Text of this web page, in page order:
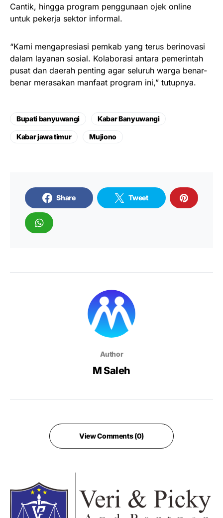
Cantik, hingga program penggunaan ojek online
untuk pekerja sektor informal.
“Kami mengapresiasi pemkab yang terus berinovasi
dalam layanan sosial. Kolaborasi antara pemerintah
pusat dan daerah penting agar seluruh warga benar-
benar merasakan manfaat program ini,” tutupnya.
Bupati banyuwangi Kabar Banyuwangi
Kabar jawa timur Mujiono
Share Tweet
Author
M Saleh
View Comments (0)